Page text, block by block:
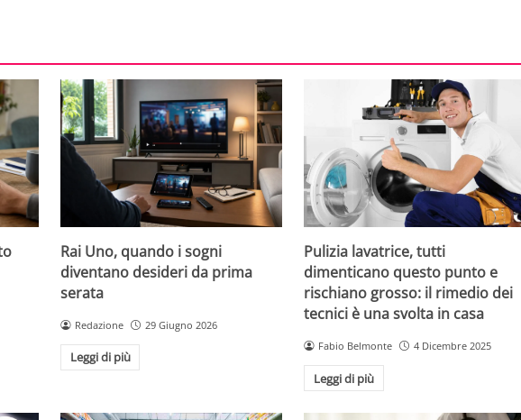
Rai Uno, quando i sogni
diventano desideri da prima
serata
Redazione 29 Giugno 2026
Leggi di più
Pulizia lavatrice, tutti
dimenticano questo punto e
rischiano grosso: il rimedio dei
tecnici è una svolta in casa
Fabio Belmonte 4 Dicembre 2025
Leggi di più